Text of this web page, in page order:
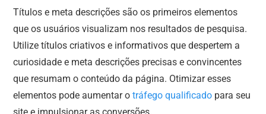
Títulos e meta descrições são os primeiros elementos
que os usuários visualizam nos resultados de pesquisa.
Utilize títulos criativos e informativos que despertem a
curiosidade e meta descrições precisas e convincentes
que resumam o conteúdo da página. Otimizar esses
elementos pode aumentar otráfego qualificado para seu